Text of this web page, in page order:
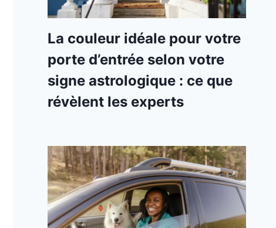
La couleur idéale pour votre
porte d’entrée selon votre
signe astrologique : ce que
révèlent les experts